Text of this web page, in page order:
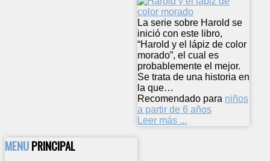
La serie sobre Harold se
inició con este libro,
“Harold y el lápiz de color
morado”, el cual es
probablemente el mejor.
Se trata de una historia en
la que…
Recomendado para niños
a partir de 6 años
Leer más ...
MENUPRINCIPAL